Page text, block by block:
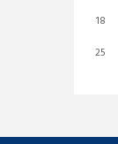
18
25